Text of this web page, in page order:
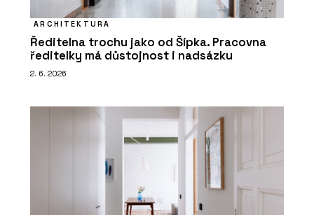
ARCHITEKTURA
Ředitelna trochu jako od Šípka. Pracovna
ředitelky má důstojnost i nadsázku
2. 6. 2026